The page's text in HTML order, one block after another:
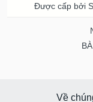
Được cấp bởi
Về